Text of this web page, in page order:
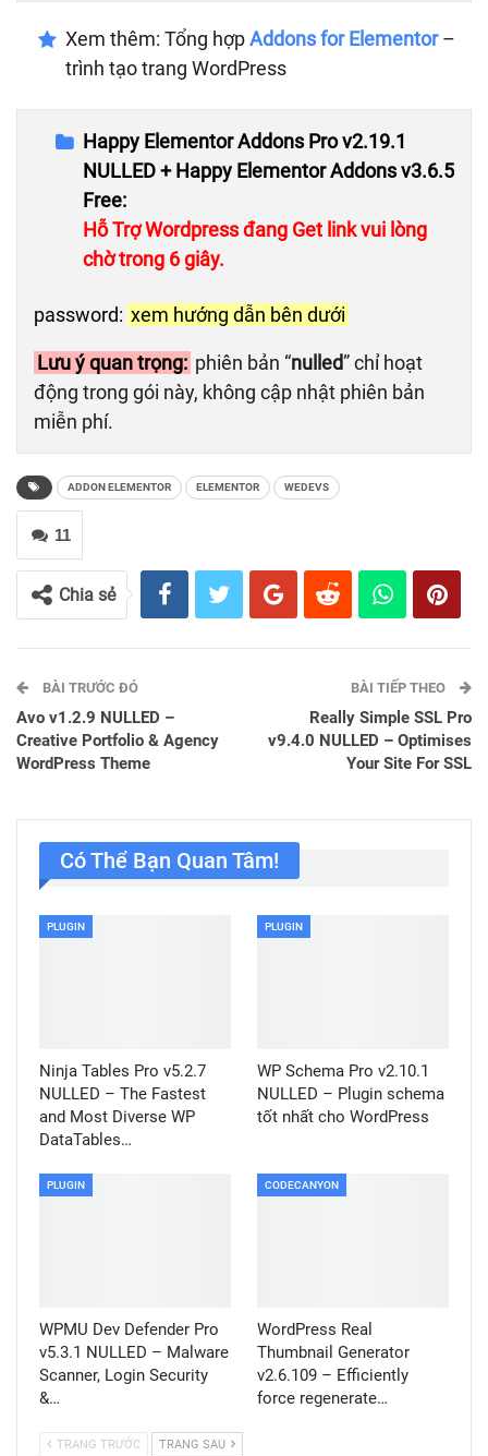
Xem thêm: Tổng hợpAddons for Elementor –
trình tạo trang WordPress
Happy Elementor Addons Pro v2.19.1
NULLED + Happy Elementor Addons v3.6.5
Free:
Hỗ Trợ Wordpress đang Get link vui lòng
chờ trong 5 giây.
password: xem hướng dẫn bên dưới
Lưu ý quan trọng: phiên bản “nulled” chỉ hoạt
động trong gói này, không cập nhật phiên bản
miễn phí.
ADDON ELEMENTOR ELEMENTOR WEDEVS
11
Chia sẻ
BÀI TRƯỚC ĐÓ
Avo v1.2.9 NULLED –
Creative Portfolio & Agency
WordPress Theme
BÀI TIẾP THEO
Really Simple SSL Pro
v9.4.0 NULLED – Optimises
Your Site For SSL
Có Thể Bạn Quan Tâm!
PLUGIN
Ninja Tables Pro v5.2.7
NULLED – The Fastest
and Most Diverse WP
DataTables…
PLUGIN
WP Schema Pro v2.10.1
NULLED – Plugin schema
tốt nhất cho WordPress
PLUGIN
WPMU Dev Defender Pro
v5.3.1 NULLED – Malware
Scanner, Login Security
&…
CODECANYON
WordPress Real
Thumbnail Generator
v2.6.109 – Efficiently
force regenerate…
TRANG TRƯỚC TRANG SAU